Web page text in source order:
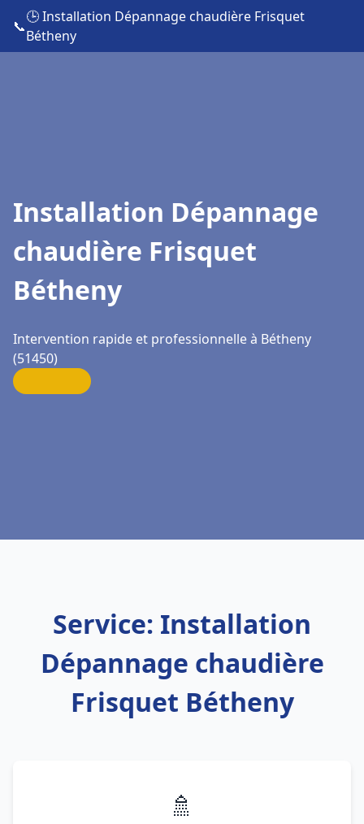
📞
🕒 Installation Dépannage chaudière Frisquet
Bétheny
Installation Dépannage
chaudière Frisquet
Bétheny
Intervention rapide et professionnelle à Bétheny
(51450)
Service: Installation
Dépannage chaudière
Frisquet Bétheny
🚿